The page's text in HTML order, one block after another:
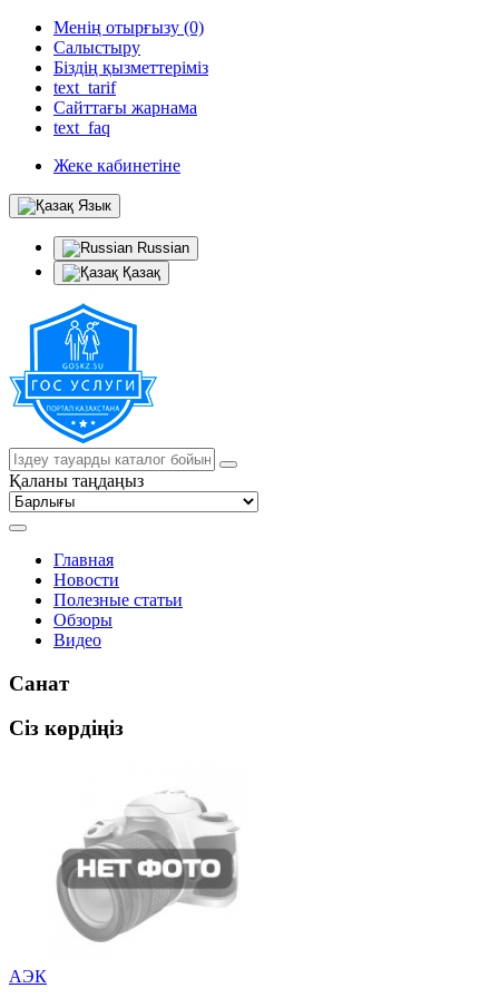
Менің отырғызу (0)
Салыстыру
Біздің қызметтеріміз
text_tarif
Сайттағы жарнама
text_faq
Жеке кабинетіне
Язык
Russian
Қазақ
Қаланы таңдаңыз
Главная
Новости
Полезные статьи
Обзоры
Видео
Санат
Сіз көрдіңіз
АЭК